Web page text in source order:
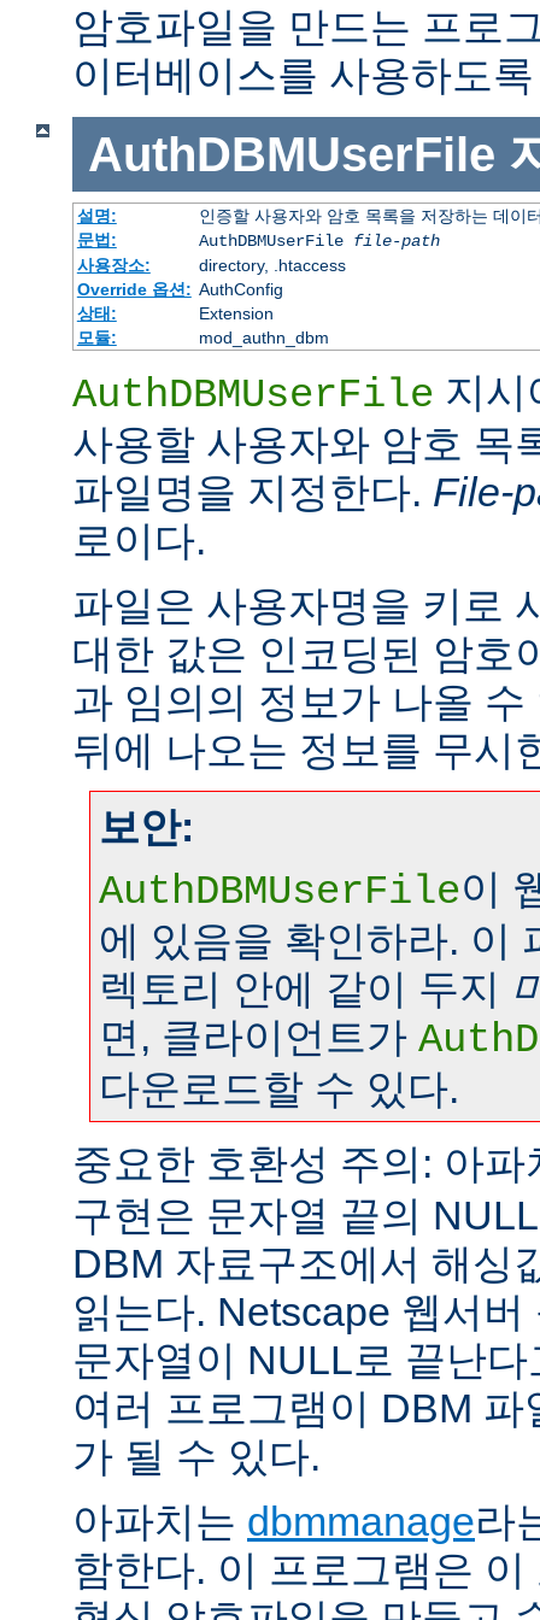
암호파일을 만드는 프로
이터베이스를 사용하도
AuthDBMUserFile
설명:
인증할 사용자와 암호 목록을 저장하는 데이
문법:
AuthDBMUserFile file-path
사용장소:
directory, .htaccess
Override 옵션: AuthConfig
상태:
Extension
모듈:
mod_authn_dbm
AuthDBMUserFile 지시
사용할 사용자와 암호 목
파일명을 지정한다. File-
로이다.
파일은 사용자명을 키로
대한 값은 인코딩된 암호
과 임의의 정보가 나올
뒤에 나오는 정보를 무시
보안:
AuthDBMUserFile이
에 있음을 확인하라. 이
렉토리 안에 같이 두지
면, 클라이언트가
다운로드할 수 있다.
중요한 호환성 주의: 아
구현은 문자열 끝의
DBM 자료구조에서 해싱
읽는다. Netscape 웹서
문자열이 NULL로 끝난
여러 프로그램이 DBM
가 될 수 있다.
아파치는 dbmmanage라
함한다. 이 프로그램은